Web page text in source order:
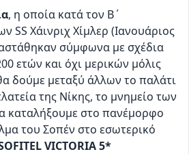
, η οποία κατά τον Β΄
Χάινριχ Χίμλερ (Ιανουάριος
σύμφωνα με σχέδια
ετών και όχι μερικών μόλις
δούμε μεταξύ άλλων το παλάτι
της Νίκης, το μνημείο των
καταλήξουμε στο πανέμορφο
του Σοπέν στο εσωτερικό
VICTORIA 5*